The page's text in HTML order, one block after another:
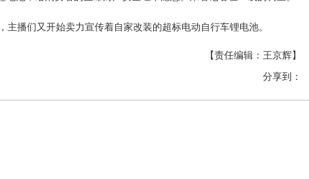
主播们又开始卖力宣传着自家改装的超标电动自行车锂电池。
【责任编辑：王京辉】
分享到：